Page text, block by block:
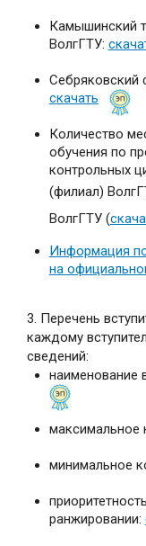
Камышинский
ВолгГТУ:
Себряковский
скачать
Количество
обучения по
контрольных
(филиал)
ВолгГТУ (
Информация
на
3. Перечень
каждому
сведений:
наименование
максимальное
минимальное
ранжировании: